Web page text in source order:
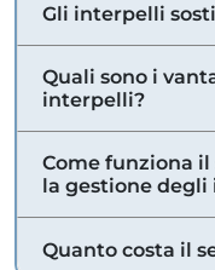
Gli interpelli
Quali sono i
interpelli?
Come funziona
la gestione
Quanto costa il